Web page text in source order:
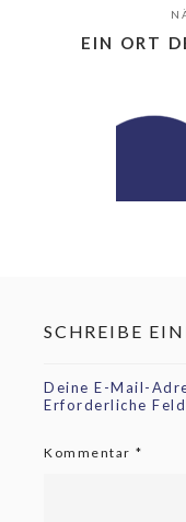
EIN ORT
SCHREIBE
Deine E-Mail-
Erforderliche
Kommentar *